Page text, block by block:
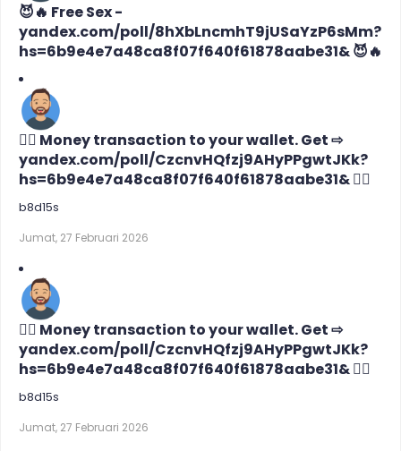
😈🔥 Free Sex -
yandex.com/poll/8hXbLncmhT9jUSaYzP6sMm?
hs=6b9e4e7a48ca8f07f640f61878aabe31& 😈🔥
🙇‍♀️ Money transaction to your wallet. Get ⇨
yandex.com/poll/CzcnvHQfzj9AHyPPgwtJKk?
hs=6b9e4e7a48ca8f07f640f61878aabe31& 🙇‍♀️
b8d15s
Jumat, 27 Februari 2026
🙇‍♀️ Money transaction to your wallet. Get ⇨
yandex.com/poll/CzcnvHQfzj9AHyPPgwtJKk?
hs=6b9e4e7a48ca8f07f640f61878aabe31& 🙇‍♀️
b8d15s
Jumat, 27 Februari 2026